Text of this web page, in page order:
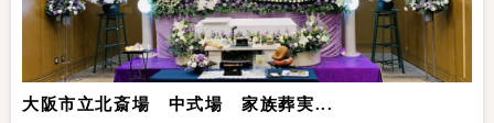
大阪市立北斎場 中式場 家族葬実...